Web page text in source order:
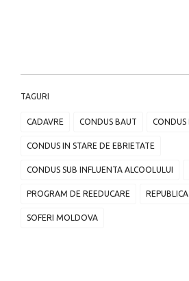
TAGURI
CADAVRE CONDUS BAUT CONDUS
CONDUS IN STARE DE EBRIETATE
CONDUS SUB INFLUENTA ALCOOLULUI
PROGRAM DE REEDUCARE
SOFERI MOLDOVA